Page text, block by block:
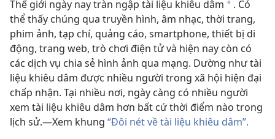
Thế giới ngày nay tràn ngập tài liệu khiêu dâm a . Có
thể thấy chúng qua truyền hình, âm nhạc, thời trang,
phim ảnh, tạp chí, quảng cáo, smartphone, thiết bị di
động, trang web, trò chơi điện tử và hiện nay còn có
các dịch vụ chia sẻ hình ảnh qua mạng. Dường như tài
liệu khiêu dâm được nhiều người trong xã hội hiện đại
chấp nhận. Tại nhiều nơi, ngày càng có nhiều người
xem tài liệu khiêu dâm hơn bất cứ thời điểm nào trong
lịch sử.—Xem khung “Đôi nét về tài liệu khiêu dâm”.